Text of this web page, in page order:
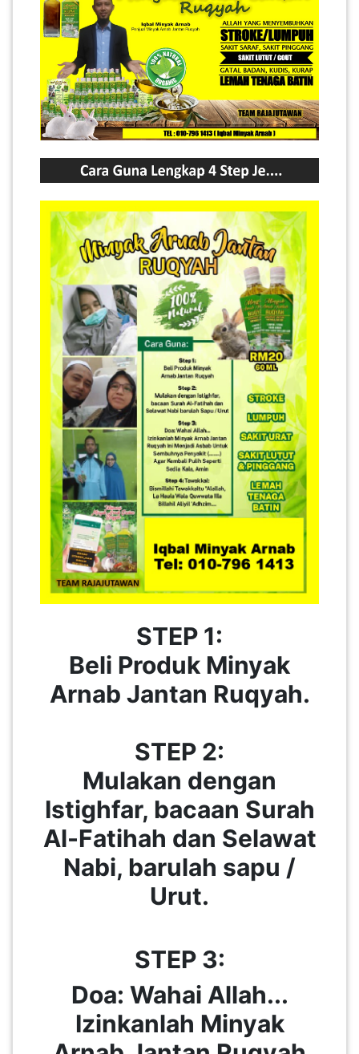
STEP 1:
Beli Produk Minyak
Arnab Jantan Ruqyah.
STEP 2:
Mulakan dengan
Istighfar, bacaan Surah
Al-Fatihah dan Selawat
Nabi, barulah sapu /
Urut.
STEP 3:
Doa: Wahai Allah...
Izinkanlah Minyak